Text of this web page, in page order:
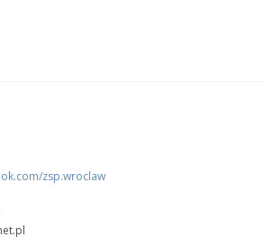
zsp.wroclaw